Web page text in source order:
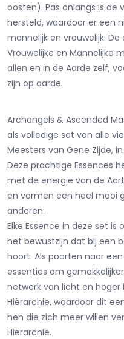
oosten). Pas onlangs is de
hersteld, waardoor er een
mannelijk en vrouwelijk.
Vrouwelijke en Mannelijke
allen en in de Aarde zelf,
zijn op aarde.
Archangels & Ascended
als volledige set van alle
Meesters van Gene Zijde,
Deze prachtige Essences
met de energie van de
en vormen een heel mooi
anderen.
Elke Essence in deze set
het bewustzijn dat bij een
hoort. Als poorten naar
essenties om
netwerk van licht en hoger
Hiërarchie, waardoor dit
hen die zich meer willen
Hiërarchie.